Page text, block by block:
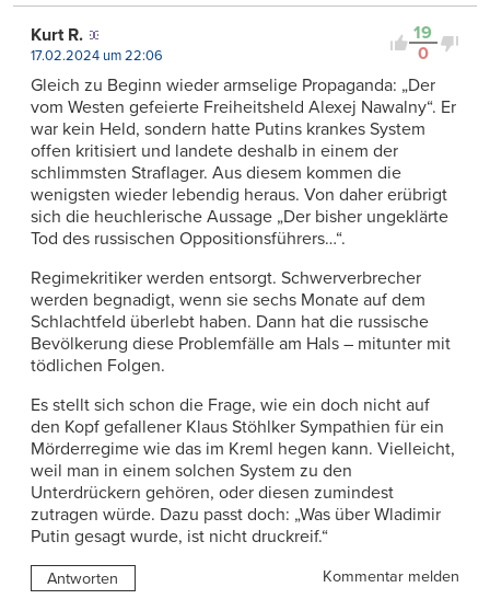
19
0
Kurt R.
17.02.2024 um 22:06
Gleich zu Beginn wieder armselige Propaganda: „Der
vom Westen gefeierte Freiheitsheld Alexej Nawalny“. Er
war kein Held, sondern hatte Putins krankes System
offen kritisiert und landete deshalb in einem der
schlimmsten Straflager. Aus diesem kommen die
wenigsten wieder lebendig heraus. Von daher erübrigt
sich die heuchlerische Aussage „Der bisher ungeklärte
Tod des russischen Oppositionsführers…“.
Regimekritiker werden entsorgt. Schwerverbrecher
werden begnadigt, wenn sie sechs Monate auf dem
Schlachtfeld überlebt haben. Dann hat die russische
Bevölkerung diese Problemfälle am Hals – mitunter mit
tödlichen Folgen.
Es stellt sich schon die Frage, wie ein doch nicht auf
den Kopf gefallener Klaus Stöhlker Sympathien für ein
Mörderregime wie das im Kreml hegen kann. Vielleicht,
weil man in einem solchen System zu den
Unterdrückern gehören, oder diesen zumindest
zutragen würde. Dazu passt doch: „Was über Wladimir
Putin gesagt wurde, ist nicht druckreif.“
Antworten
Kommentar melden